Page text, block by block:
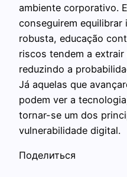
ambiente corporativo.
conseguirem equilibrar
robusta, educação
riscos tendem a extrair
reduzindo a
Já aquelas que
podem ver a
tornar-se um dos
vulnerabilidade digital.
Поделиться